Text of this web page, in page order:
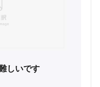
しいです